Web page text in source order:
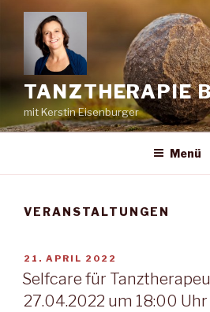
springen
TANZTHERAPIE
mit Kerstin Eisenburger
Menü
VERANSTALTUNGEN
VERÖFFENTLICHT
AM
21. APRIL 2022
Selfcare für
27.04.2022 um 18:00